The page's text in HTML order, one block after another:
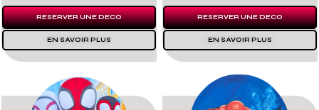
RESERVER UNE DECO
EN SAVOIR PLUS
RESERVER UNE DECO
EN SAVOIR PLUS